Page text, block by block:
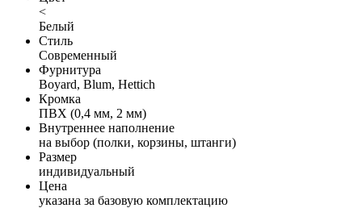
<
Белый
Стиль
Современный
Фурнитура
Boyard, Blum, Hettich
Кромка
ПВХ (0,4 мм, 2 мм)
Внутреннее наполнение
на выбор (полки, корзины, штанги)
Размер
индивидуальный
Цена
указана за базовую комплектацию